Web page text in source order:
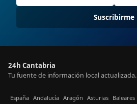
Suscribirme
24h Cantabria
Tu fuente de información local actualizada.
España Andalucía Aragón Asturias Baleares